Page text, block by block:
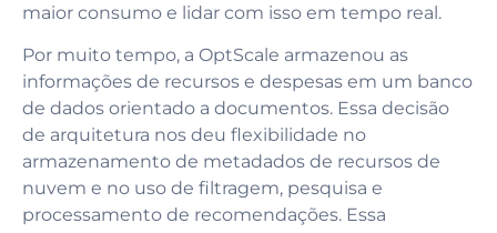
maior consumo e lidar com isso em tempo real.
Por muito tempo, a OptScale armazenou as
informações de recursos e despesas em um banco
de dados orientado a documentos. Essa decisão
de arquitetura nos deu flexibilidade no
armazenamento de metadados de recursos de
nuvem e no uso de filtragem, pesquisa e
processamento de recomendações. Essa